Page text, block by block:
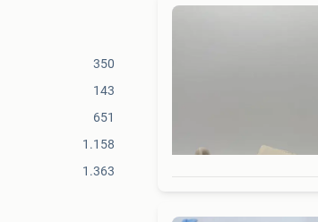
350
143
651
1.158
1.363